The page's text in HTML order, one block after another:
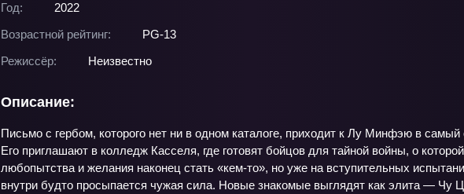
Год:
2022
Возрастной рейтинг:
PG-13
Режиссёр:
Неизвестно
Описание:
Письмо с гербом, которого нет ни в одном каталоге, приходит к Лу Минфэю в
Его приглашают в колледж Касселя, где готовят бойцов для тайной войны, о
любопытства и желания наконец стать «кем‑то», но уже на вступительных
внутри будто просыпается чужая сила. Новые знакомые выглядят как элита — Чу